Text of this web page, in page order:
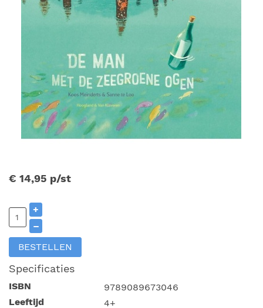
€ 14,95 p/st
+
–
BESTELLEN
Specificaties
ISBN
9789089673046
Leeftijd
4+